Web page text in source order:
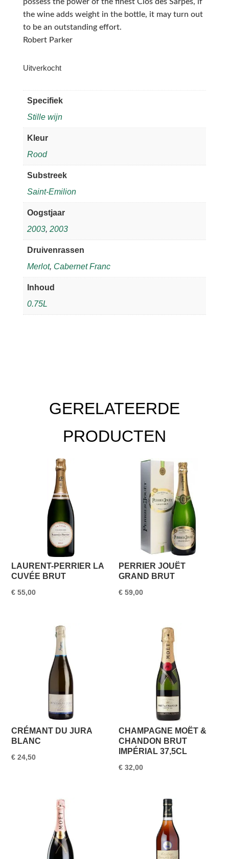
the wine adds weight in the bottle, it may turn out
to be an outstanding effort.
Robert Parker
Uitverkocht
Specifiek
Stille wijn
Kleur
Rood
Substreek
Saint-Emilion
Oogstjaar
2003, 2003
Druivenrassen
Merlot, Cabernet Franc
Inhoud
0.75L
GERELATEERDE
PRODUCTEN
LAURENT-PERRIER LA
CUVÉE BRUT
€ 55,00
PERRIER JOUËT
GRAND BRUT
€ 59,00
CRÉMANT DU JURA
BLANC
€ 24,50
CHAMPAGNE MOËT &
CHANDON BRUT
IMPÉRIAL 37,5CL
€ 32,00